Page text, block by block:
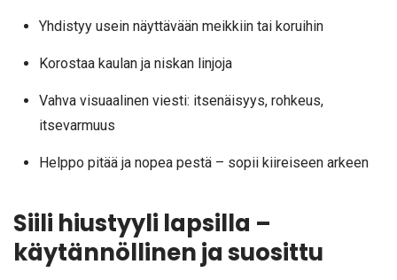
Yhdistyy usein näyttävään meikkiin tai koruihin
Korostaa kaulan ja niskan linjoja
Vahva visuaalinen viesti: itsenäisyys, rohkeus,
itsevarmuus
Helppo pitää ja nopea pestä – sopii kiireiseen arkeen
Siili hiustyyli lapsilla –
käytännöllinen ja suosittu